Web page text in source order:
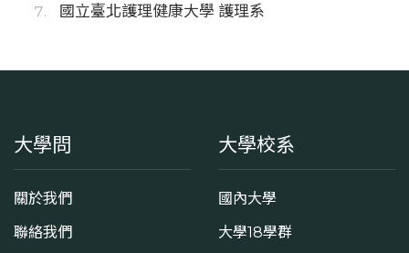
國立臺北護理健康大學 護理系
大學問
關於我們
聯絡我們
大學校系
國內大學
大學18學群